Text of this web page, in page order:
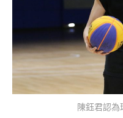
陳鈺君認為